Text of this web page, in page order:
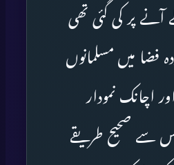
پر کی گئی تھی
فضا میں مسلمانوں
اچانک نمودار
سے صحیح طریقے